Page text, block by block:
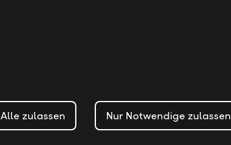
Alle zulassen Nur Notwendige zulassen